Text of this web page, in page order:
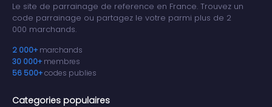
Le site de parrainage de reference en France. Trouvez un
code parrainage ou partagez le votre parmi plus de 2
000 marchands.
2 000+ marchands
30 000+ membres
56 500+codes publies
Categories populaires